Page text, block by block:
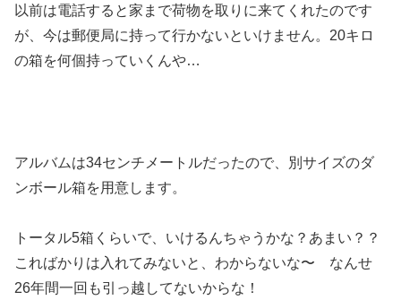
以前は電話すると家まで荷物を取りに来てくれたのです
が、今は郵便局に持って行かないといけません。20キロ
の箱を何個持っていくんや…
アルバムは34センチメートルだったので、別サイズのダ
ンボール箱を用意します。
トータル5箱くらいで、いけるんちゃうかな？あまい？？
こればかりは入れてみないと、わからないな〜 なんせ
26年間一回も引っ越してないからな！